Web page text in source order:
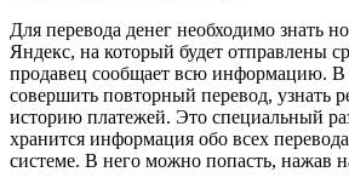
Для перевода денег необходимо знать
Яндекс, на который будет отправлены
продавец сообщает всю информацию. В
совершить повторный перевод, узнать
историю платежей. Это специальный
хранится информация обо всех
системе. В него можно попасть, нажав